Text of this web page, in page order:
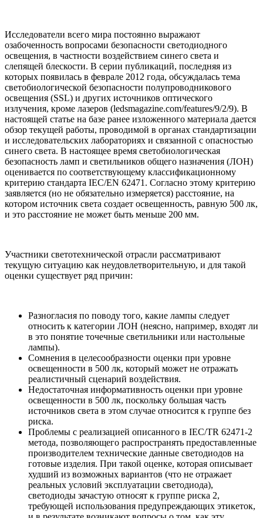
Исследователи всего мира постоянно выражают
озабоченность вопросами безопасности светодиодного
освещения, в частности воздействием синего света и
слепящей блескости. В серии публикаций, последняя из
которых появилась в феврале 2012 года, обсуждалась тема
светобиологической безопасности полупроводникового
освещения (SSL) и других источников оптического
излучения, кроме лазеров (ledsmagazine.com/features/9/2/9). В
настоящей статье на базе ранее изложенного материала дается
обзор текущей работы, проводимой в органах стандартизации
и исследовательских лабораториях и связанной с опасностью
синего света. В настоящее время светобиологическая
безопасность ламп и светильников общего назначения (ЛОН)
оценивается по соответствующему классификационному
критерию стандарта IEC/EN 62471. Согласно этому критерию
заявляется (но не обязательно измеряется) расстояние, на
котором источник света создает освещенность, равную 500 лк,
и это расстояние не может быть меньше 200 мм.
Участники светотехнической отрасли рассматривают
текущую ситуацию как неудовлетворительную, и для такой
оценки существует ряд причин:
Разногласия по поводу того, какие лампы следует
относить к категории ЛОН (неясно, например, входят ли
в это понятие точечные светильники или настольные
лампы).
Сомнения в целесообразности оценки при уровне
освещенности в 500 лк, который может не отражать
реалистичный сценарий воздействия.
Недостаточная информативность оценки при уровне
освещенности в 500 лк, поскольку большая часть
источников света в этом случае относится к группе без
риска.
Проблемы с реализацией описанного в IEC/TR 62471-2
метода, позволяющего распространять предоставленные
производителем технические данные светодиодов на
готовые изделия. При такой оценке, которая описывает
худший из возможных вариантов (что не отражает
реальных условий эксплуатации светодиода),
светодиоды зачастую относят к группе риска 2,
требующей использования предупреждающих этикеток,